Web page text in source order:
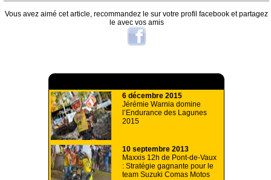
Vous avez aimé cet article, recommandez le sur votre profil facebook et partagez
le avec vos amis
6 décembre 2015
Jérémie Warnia domine
l’Endurance des Lagunes
2015
10 septembre 2013
Maxxis 12h de Pont-de-Vaux
: Stratégie gagnante pour le
team Suzuki Comas Motos